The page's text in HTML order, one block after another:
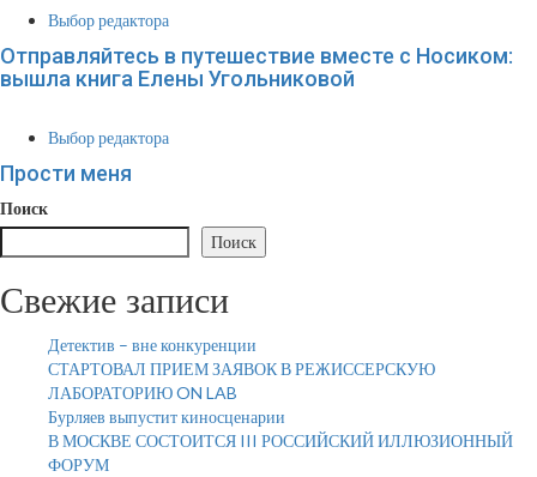
Выбор редактора
Отправляйтесь в путешествие вместе с Носиком:
вышла книга Елены Угольниковой
Выбор редактора
Прости меня
Поиск
Поиск
Свежие записи
Детектив – вне конкуренции
СТАРТОВАЛ ПРИЕМ ЗАЯВОК В РЕЖИССЕРСКУЮ
ЛАБОРАТОРИЮ ON LAB
Бурляев выпустит киносценарии
В МОСКВЕ СОСТОИТСЯ III РОССИЙСКИЙ ИЛЛЮЗИОННЫЙ
ФОРУМ